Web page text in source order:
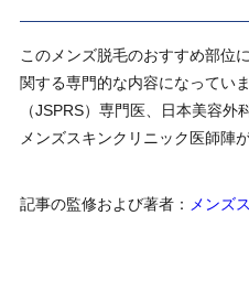
このメンズ脱毛のおすすめ部位
関する専門的な内容になってい
（JSPRS）専門医、日本美容
メンズスキンクリニック医師陣
記事の監修および著者： メンズ